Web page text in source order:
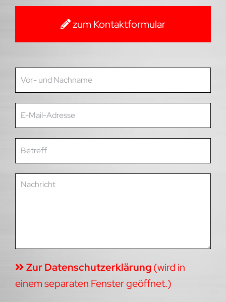
zum Kontaktformular
Zur Datenschutzerklärung(wird in
einem separaten Fenster geöffnet.)